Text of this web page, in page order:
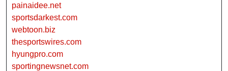
painaidee.net
sportsdarkest.com
webtoon.biz
thesportswires.com
hyungpro.com
sportingnewsnet.com